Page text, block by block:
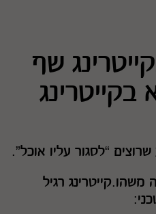
שף
בקייטרינג
“לסגור עליו אוכל”.
משהו.קייטרינג רגיל